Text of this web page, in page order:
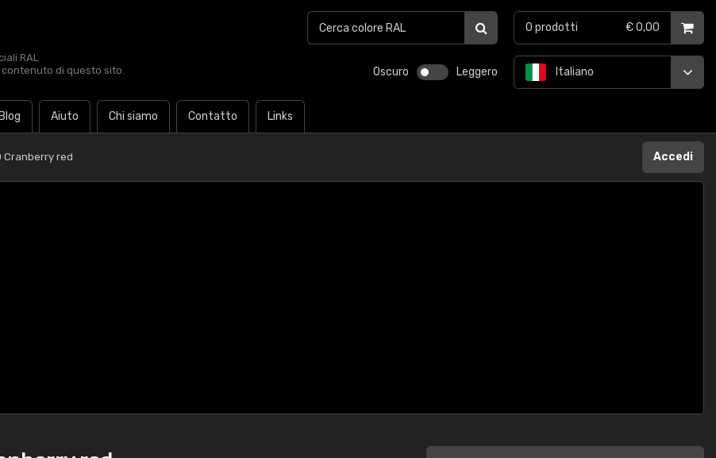
RAL
contenuto di questo sito.
Oscuro Leggero
Blog Aiuto Chi siamo Contatto Links
Italiano
0 prodotti € 0,00
Cranberry red Accedi